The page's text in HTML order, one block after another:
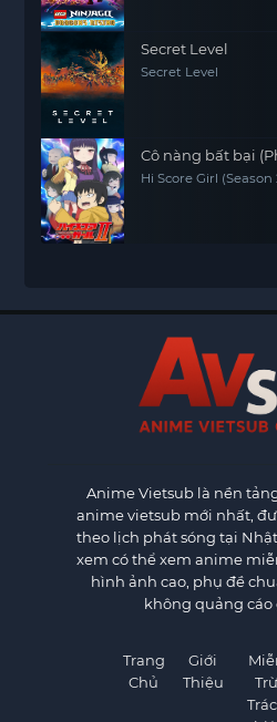
Secret Level
Secret Level
Cô nàng bất bại
Hi Score Girl (Season
Anime Vietsub là nền
anime vietsub mới nhất,
theo lịch phát sóng tại
xem có thể xem anime
hình ảnh cao, phụ đề
không quảng cáo
Trang
Chủ
Giới
Thiệu
Trừ